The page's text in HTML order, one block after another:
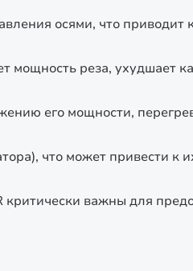
осями, что приводит
мощность реза, ухудшает
его мощности,
что может привести к
критически важны для